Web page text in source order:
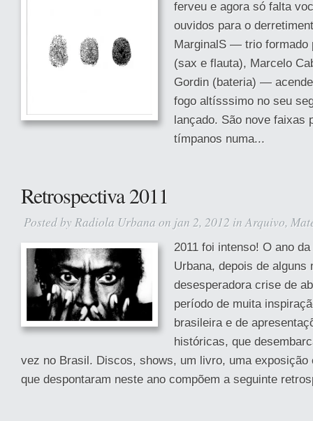
ferveu e agora só falta
ouvidos para o
MarginalS — trio formado
(sax e flauta), Marcelo
Gordin (bateria) —
fogo altísssimo no seu
lançado. São nove faixas
tímpanos numa...
Retrospectiva 2011
Posted by Radiola Urbana on jan 2, 2012 inArquivo,
2011 foi intenso! O ano
Urbana, depois de alguns
desesperadora crise de
período de muita
brasileira e de
históricas, que
vez no Brasil. Discos, shows, um livro, uma exposição
que despontaram neste ano compõem a seguinte